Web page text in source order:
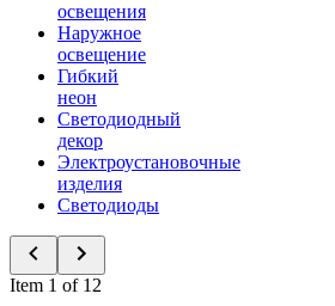
освещения
Наружное
освещение
Гибкий
неон
Светодиодный
декор
Электроустановочные
изделия
Светодиоды
Item 1 of 12